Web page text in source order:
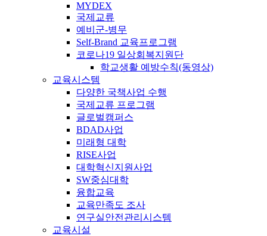
MYDEX
국제교류
예비군-병무
Self-Brand 교육프로그램
코로나19 일상회복지원단
학교생활 예방수칙(동영상)
교육시스템
다양한 국책사업 수행
국제교류 프로그램
글로벌캠퍼스
BDAD사업
미래형 대학
RISE사업
대학혁신지원사업
SW중심대학
융합교육
교육만족도 조사
연구실안전관리시스템
교육시설